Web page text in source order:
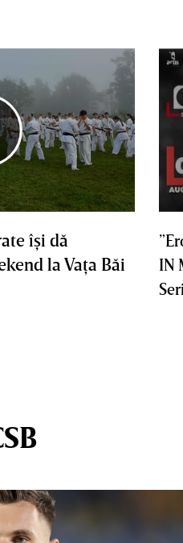
îşi dă
la Vaţa Băi
IN